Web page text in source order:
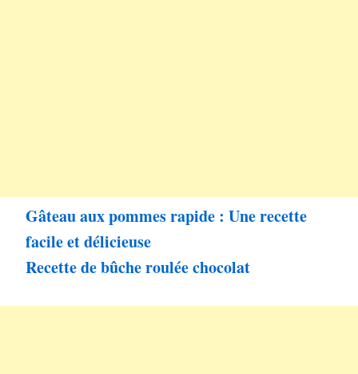
Gâteau aux pommes rapide : Une recette
facile et délicieuse
Recette de bûche roulée chocolat